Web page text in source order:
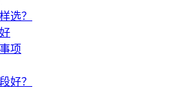
选？
项
好？